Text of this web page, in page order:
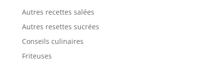
Autres recettes salées
Autres resettes sucrées
Conseils culinaires
Friteuses